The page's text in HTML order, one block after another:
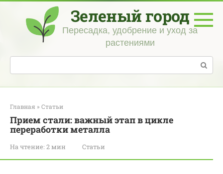
Перейти
контенту
Зеленый город
Пересадка, удобрение и уход за
растениями
Поиск:
Главная » Статьи
Прием стали: важный этап в цикле
переработки металла
На чтение: 2 мин Статьи